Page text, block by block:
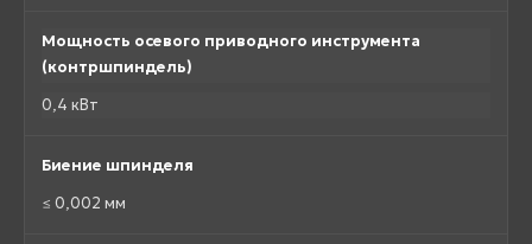
Мощность осевого приводного инструмента
(контршпиндель)
0,4 кВт
Биение шпинделя
≤ 0,002 мм